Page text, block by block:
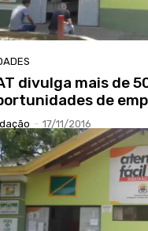
divulga mais de
de
- 17/11/2016